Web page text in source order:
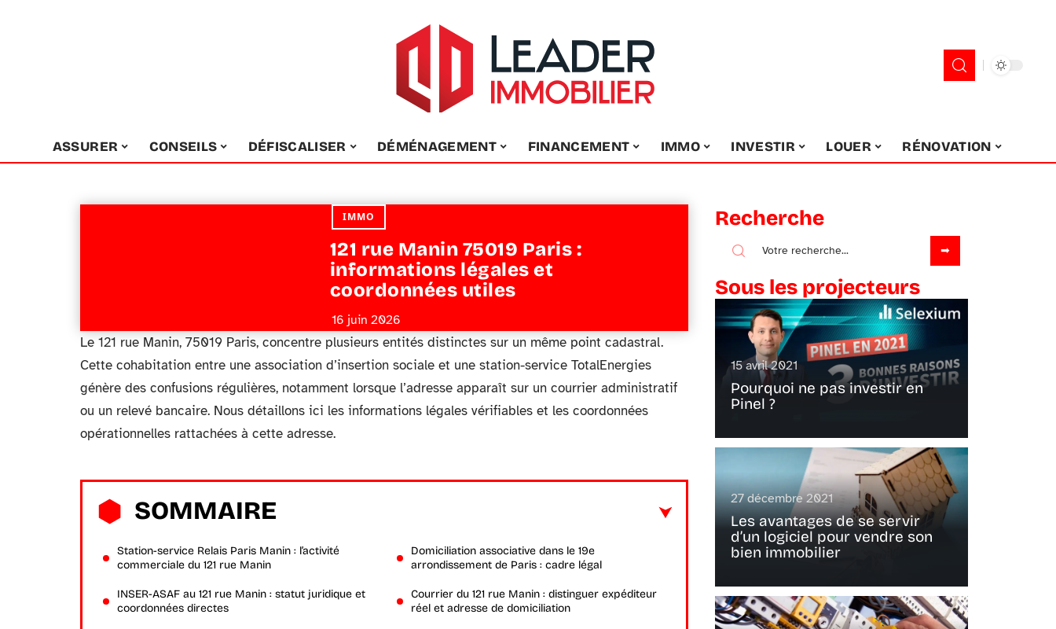
ASSURER CONSEILS DÉFISCALISER DÉMÉNAGEMENT FINANCEMENT IMMO INVESTIR LOUER RÉNOVATION
IMMO
121 rue Manin 75019 Paris :
informations légales et
coordonnées utiles
16 juin 2026
Le 121 rue Manin, 75019 Paris, concentre plusieurs entités distinctes sur un même point cadastral.
Cette cohabitation entre une association d’insertion sociale et une station-service TotalEnergies
génère des confusions régulières, notamment lorsque l’adresse apparaît sur un courrier administratif
ou un relevé bancaire. Nous détaillons ici les informations légales vérifiables et les coordonnées
opérationnelles rattachées à cette adresse.
SOMMAIRE
Station-service Relais Paris Manin : l’activité
commerciale du 121 rue Manin
INSER-ASAF au 121 rue Manin : statut juridique et
coordonnées directes
Domiciliation associative dans le 19e
arrondissement de Paris : cadre légal
Courrier du 121 rue Manin : distinguer expéditeur
réel et adresse de domiciliation
Recherche
Sous les projecteurs
15 avril 2021
Pourquoi ne pas investir en
Pinel ?
27 décembre 2021
Les avantages de se servir
d’un logiciel pour vendre son
bien immobilier